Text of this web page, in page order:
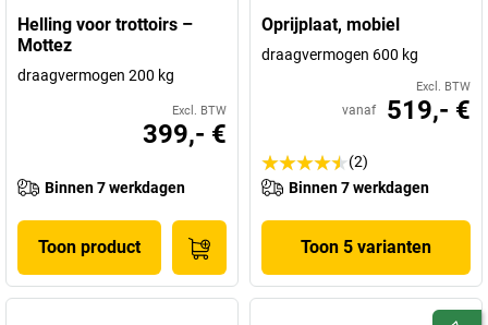
Helling voor trottoirs –
Mottez
draagvermogen 200 kg
Excl. BTW
399,- €
Binnen 7 werkdagen
Toon product
Oprijplaat, mobiel
draagvermogen 600 kg
Excl. BTW
vanaf 519,- €
(2)
Binnen 7 werkdagen
Toon 5 varianten